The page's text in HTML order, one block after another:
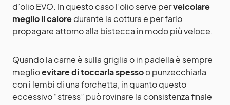
d’olio EVO. In questo caso l’olio serve perveicolare
meglio il caloredurante la cottura e per farlo
propagare attorno alla bistecca in modo più veloce.
Quando la carne è sulla griglia o in padella è sempre
meglioevitare di toccarla spessoo punzecchiarla
con i lembi di una forchetta, in quanto questo
eccessivo “stress” può rovinare la consistenza finale